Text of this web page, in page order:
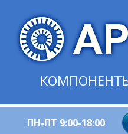
ПН-ПТ 9:00-18:00